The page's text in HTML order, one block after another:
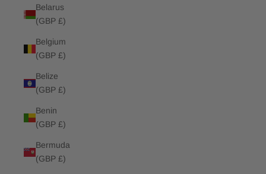
Belarus
(GBP £)
Belgium
(GBP £)
Belize
(GBP £)
Benin
(GBP £)
Bermuda
(GBP £)